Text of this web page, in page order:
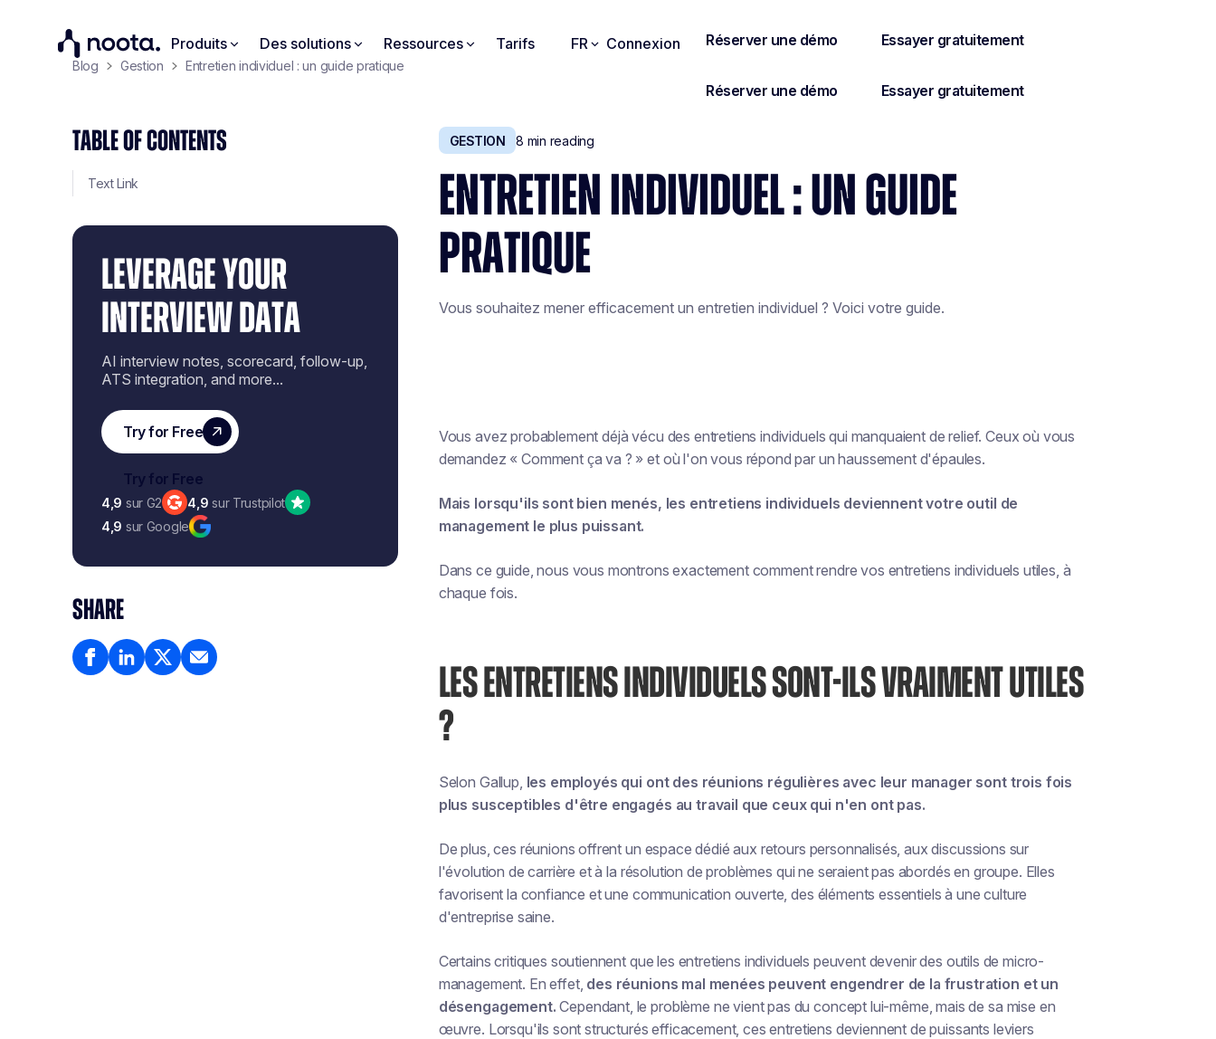
Produits Des solutions Ressources Tarifs FR Connexion
Blog Gestion Entretien individuel : un guide pratique
TABLE OF CONTENTS
Text Link
LEVERAGE YOUR
INTERVIEW DATA
AI interview notes, scorecard, follow-up,
ATS integration, and more...
4,9 sur G2 4,9 sur Trustpilot
4,9 sur Google
SHARE
GESTION 8 min reading
ENTRETIEN INDIVIDUEL : UN GUIDE
PRATIQUE
Vous souhaitez mener efficacement un entretien individuel ? Voici votre guide.
Vous avez probablement déjà vécu des entretiens individuels qui manquaient de relief. Ceux où vous
demandez « Comment ça va ? » et où l'on vous répond par un haussement d'épaules.
Mais lorsqu'ils sont bien menés, les entretiens individuels deviennent votre outil de
management le plus puissant.
Dans ce guide, nous vous montrons exactement comment rendre vos entretiens individuels utiles, à
chaque fois.
LES ENTRETIENS INDIVIDUELS SONT-ILS VRAIMENT UTILES
?
Selon Gallup, les employés qui ont des réunions régulières avec leur manager sont trois fois
plus susceptibles d'être engagés au travail que ceux qui n'en ont pas.
De plus, ces réunions offrent un espace dédié aux retours personnalisés, aux discussions sur
l'évolution de carrière et à la résolution de problèmes qui ne seraient pas abordés en groupe. Elles
favorisent la confiance et une communication ouverte, des éléments essentiels à une culture
d'entreprise saine.
Certains critiques soutiennent que les entretiens individuels peuvent devenir des outils de micro-
management. En effet, des réunions mal menées peuvent engendrer de la frustration et un
désengagement.Cependant, le problème ne vient pas du concept lui-même, mais de sa mise en
œuvre. Lorsqu'ils sont structurés efficacement, ces entretiens deviennent de puissants leviers